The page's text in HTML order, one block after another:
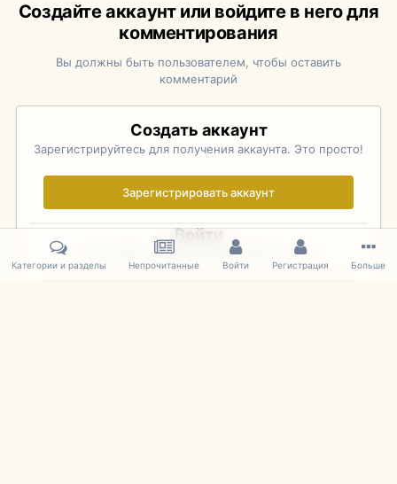
Создайте аккаунт или войдите в него для
комментирования
Вы должны быть пользователем, чтобы оставить
комментарий
Создать аккаунт
Зарегистрируйтесь для получения аккаунта. Это просто!
Зарегистрировать аккаунт
Войти
Уже зарегистрированы? Войдите здесь.
Категории и разделы Непрочитанные Войти Регистрация Больше